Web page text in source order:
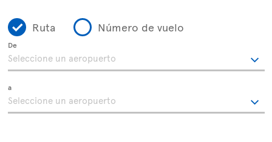
Ruta Número de vuelo
De
a